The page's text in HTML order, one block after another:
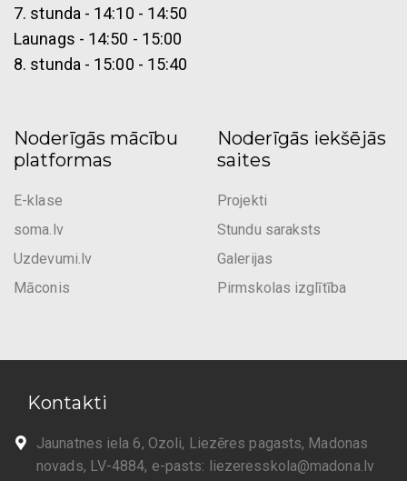
7. stunda - 14:10 - 14:50
Launags - 14:50 - 15:00
8. stunda - 15:00 - 15:40
Noderīgās mācību
platformas
E-klase
soma.lv
Uzdevumi.lv
Māconis
Noderīgās iekšējās
saites
Projekti
Stundu saraksts
Galerijas
Pirmskolas izglītība
Kontakti
Jaunatnes iela 6, Ozoli, Liezēres pagasts, Madonas
novads, LV-4884, e-pasts: liezeresskola@madona.lv